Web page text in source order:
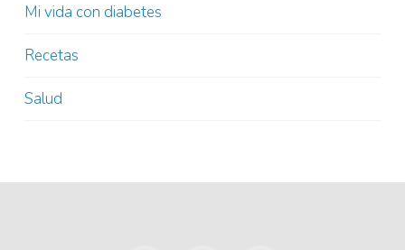
Mi vida con diabetes
Recetas
Salud